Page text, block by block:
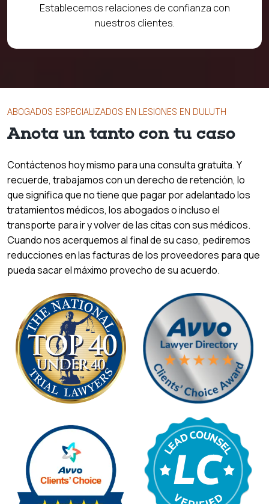
Establecemos relaciones de confianza con
nuestros clientes.
ABOGADOS ESPECIALIZADOS EN LESIONES EN DULUTH
Anota un tanto con tu caso
Contáctenos hoy mismo para una consulta gratuita. Y
recuerde, trabajamos con un derecho de retención, lo
que significa que no tiene que pagar por adelantado los
tratamientos médicos, los abogados o incluso el
transporte para ir y volver de las citas con sus médicos.
Cuando nos acerquemos al final de su caso, pediremos
reducciones en las facturas de los proveedores para que
pueda sacar el máximo provecho de su acuerdo.